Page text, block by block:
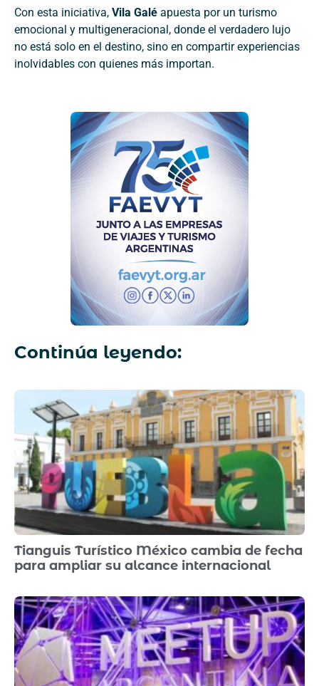
Con esta iniciativa, Vila Galé apuesta por un turismo
emocional y multigeneracional, donde el verdadero lujo
no está solo en el destino, sino en compartir experiencias
inolvidables con quienes más importan.
Continúa leyendo:
Tianguis Turístico México cambia de fecha
para ampliar su alcance internacional